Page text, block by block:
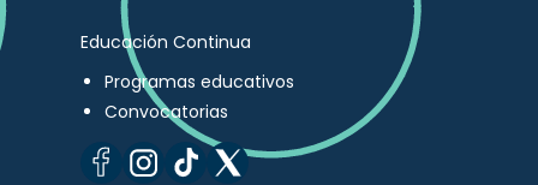
Educación Continua
Programas educativos
Convocatorias